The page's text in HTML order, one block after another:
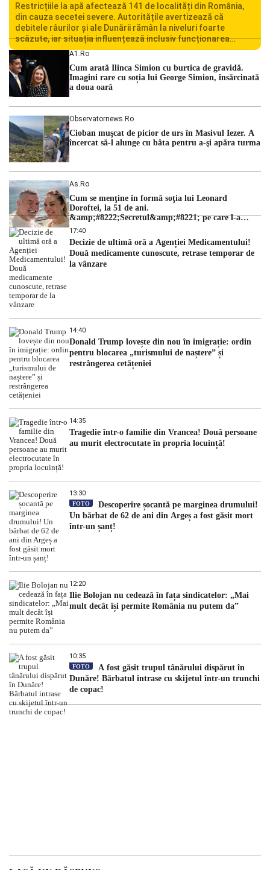
Restricțiile la apă afectează 141 de localități din România,
din cauza secetei severe. Autoritățile avertizează că
debitele râurilor și ale Dunării rămân la niveluri foarte
scăzute, iar situația influențează inclusiv funcționarea
Centralei Nucleare de la Cernavodă. România se confruntă
cu una dintre cele mai dificile perioade din punct de vedere
hidrologic din ultimii ani. Lipsa […]
A1.ro
Cum arată Ilinca Simion cu burtica de gravidă.
Imagini rare cu soția lui George Simion, însărcinată
a doua oară
Observatornews.ro
Cioban muşcat de picior de urs în Masivul Iezer. A
încercat să-l alunge cu bâta pentru a-şi apăra turma
As.ro
Cum se menţine în formă soţia lui Leonard
Doroftei, la 51 de ani.
&amp;#8222;Secretul&amp;#8221; pe care l-a
dezvăluit
17:40
Decizie de ultimă oră a Agenției Medicamentului!
Două medicamente cunoscute, retrase temporar de
la vânzare
14:40
Donald Trump lovește din nou în imigrație: ordin
pentru blocarea „turismului de naștere” și
restrângerea cetățeniei
14:35
Tragedie într-o familie din Vrancea! Două persoane
au murit electrocutate în propria locuință!
13:30
FOTO
Descoperire șocantă pe marginea drumului!
Un bărbat de 62 de ani din Argeș a fost găsit mort
într-un șanț!
12:20
Ilie Bolojan nu cedează în fața sindicatelor: „Mai
mult decât își permite România nu putem da”
10:35
FOTO
A fost găsit trupul tânărului dispărut în
Dunăre! Bărbatul intrase cu skijetul într-un trunchi
de copac!